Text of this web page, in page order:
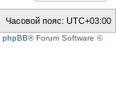
Часовой пояс: UTC+03:00
phpBB® Forum Software ©